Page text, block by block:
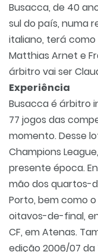
Busacca, de 40
sul do país, numa
italiano, terá
Matthias Arnet e
árbitro vai ser
Experiência
Busacca é árbitro
77 jogos das
momento. Desse
Champions
presente época.
mão dos quartos-
Porto, bem como
oitavos-de-final,
CF, em Atenas.
edição 2006/07 da